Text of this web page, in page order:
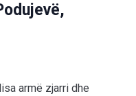
armë zjarri dhe